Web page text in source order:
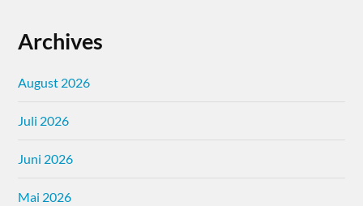
Archives
August 2026
Juli 2026
Juni 2026
Mai 2026